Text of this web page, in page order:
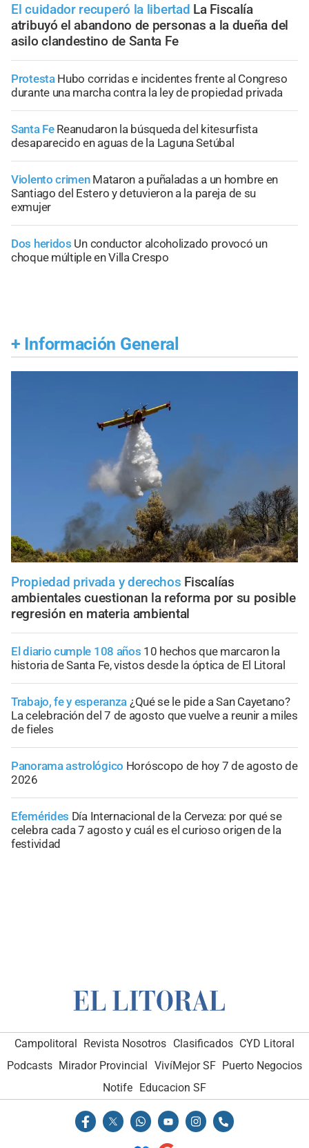
El cuidador recuperó la libertad La Fiscalía
atribuyó el abandono de personas a la dueña del
asilo clandestino de Santa Fe
Protesta Hubo corridas e incidentes frente al Congreso
durante una marcha contra la ley de propiedad privada
Santa Fe Reanudaron la búsqueda del kitesurfista
desaparecido en aguas de la Laguna Setúbal
Violento crimen Mataron a puñaladas a un hombre en
Santiago del Estero y detuvieron a la pareja de su
exmujer
Dos heridos Un conductor alcoholizado provocó un
choque múltiple en Villa Crespo
+ Información General
Propiedad privada y derechos Fiscalías
ambientales cuestionan la reforma por su posible
regresión en materia ambiental
El diario cumple 108 años 10 hechos que marcaron la
historia de Santa Fe, vistos desde la óptica de El Litoral
Trabajo, fe y esperanza ¿Qué se le pide a San Cayetano?
La celebración del 7 de agosto que vuelve a reunir a miles
de fieles
Panorama astrológico Horóscopo de hoy 7 de agosto de
2026
Efemérides Día Internacional de la Cerveza: por qué se
celebra cada 7 agosto y cuál es el curioso origen de la
festividad
Campolitoral Revista Nosotros Clasificados CYD Litoral
Podcasts Mirador Provincial VivíMejor SF Puerto Negocios
Notife
Educacion SF